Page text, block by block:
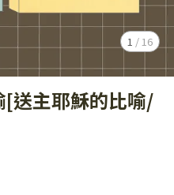
1 / 16
送主耶穌的比喻/